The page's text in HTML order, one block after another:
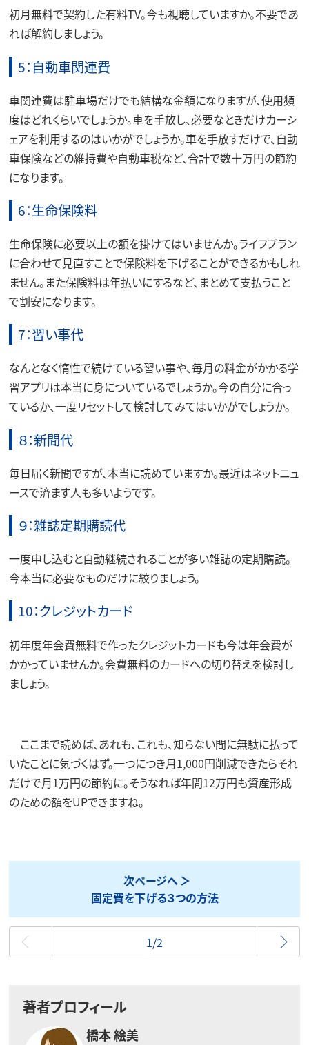
初月無料で契約した有料TV。今も視聴していますか。不要であ
れば解約しましょう。
5：自動車関連費
車関連費は駐車場だけでも結構な金額になりますが、使用頻
度はどれくらいでしょうか。車を手放し、必要なときだけカーシ
ェアを利用するのはいかがでしょうか。車を手放すだけで、自動
車保険などの維持費や自動車税など、合計で数十万円の節約
になります。
6：生命保険料
生命保険に必要以上の額を掛けてはいませんか。ライフプラン
に合わせて見直すことで保険料を下げることができるかもしれ
ません。また保険料は年払いにするなど、まとめて支払うこと
で割安になります。
7：習い事代
なんとなく惰性で続けている習い事や、毎月の料金がかかる学
習アプリは本当に身についているでしょうか。今の自分に合っ
ているか、一度リセットして検討してみてはいかがでしょうか。
８：新聞代
毎日届く新聞ですが、本当に読めていますか。最近はネットニュ
ースで済ます人も多いようです。
９：雑誌定期購読代
一度申し込むと自動継続されることが多い雑誌の定期購読。
今本当に必要なものだけに絞りましょう。
10：クレジットカード
初年度年会費無料で作ったクレジットカードも今は年会費が
かかっていませんか。会費無料のカードへの切り替えを検討し
ましょう。
ここまで読めば、あれも、これも、知らない間に無駄に払って
いたことに気づくはず。一つにつき月1,000円削減できたらそれ
だけで月1万円の節約に。そうなれば年間12万円も資産形成
のための額をUPできますね。
次ページへ
固定費を下げる３つの方法
最初
1/2
著者プロフィール
橋本 絵美